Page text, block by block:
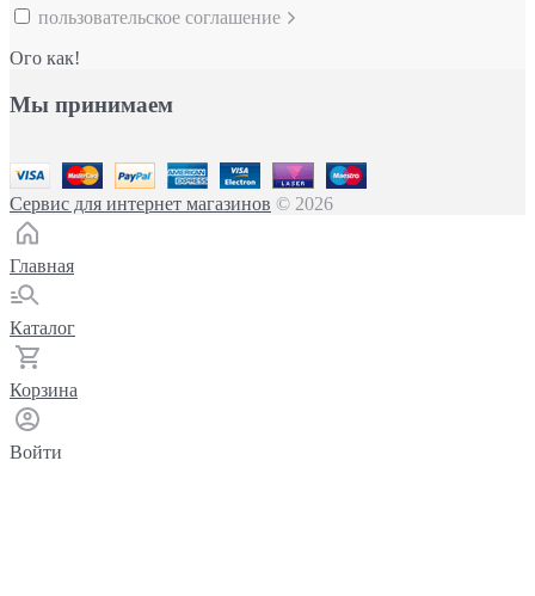
пользовательское соглашение
Ого как!
Мы принимаем
Сервис для интернет магазинов © 2026
Главная
Каталог
Корзина
Войти